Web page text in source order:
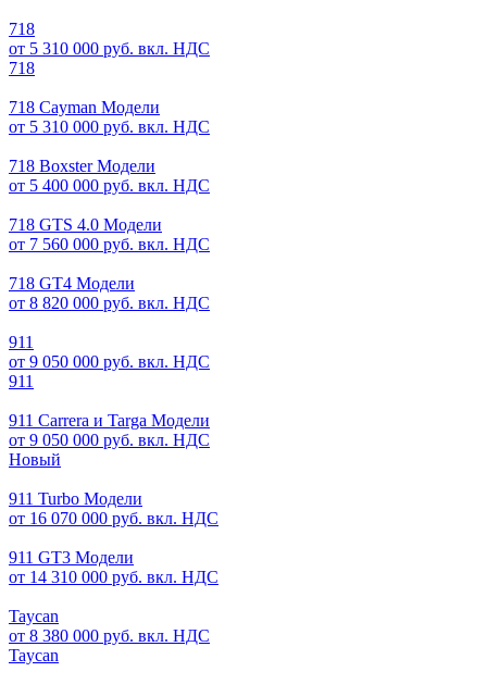
718
от 5 310 000 руб. вкл. НДС
718
718 Cayman Модели
от 5 310 000 руб. вкл. НДС
718 Boxster Модели
от 5 400 000 руб. вкл. НДС
718 GTS 4.0 Модели
от 7 560 000 руб. вкл. НДС
718 GT4 Модели
от 8 820 000 руб. вкл. НДС
911
от 9 050 000 руб. вкл. НДС
911
911 Carrera и Targa Модели
от 9 050 000 руб. вкл. НДС
Новый
911 Turbo Модели
от 16 070 000 руб. вкл. НДС
911 GT3 Модели
от 14 310 000 руб. вкл. НДС
Taycan
от 8 380 000 руб. вкл. НДС
Taycan